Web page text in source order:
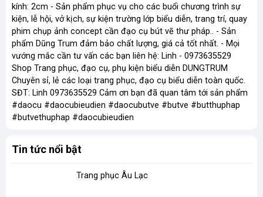
kính: 2cm - Sản phẩm phục vụ cho các buổi chương trình sự
kiện, lễ hội, vở kịch, sự kiện trường lớp biểu diễn, trang trí, quay
phim chụp ảnh concept cần đạo cụ bút vẽ thư pháp.. - Sản
phẩm Dũng Trum đảm bảo chất lượng, giá cả tốt nhất. - Mọi
vướng mắc cần tư vấn các bạn liên hệ: Linh - 0973635529
Shop Trang phục, đạo cụ, phụ kiện biểu diễn DUNGTRUM
Chuyên sỉ, lẻ các loại trang phục, đạo cụ biểu diễn toàn quốc.
SĐT: Linh 0973635529 Cảm ơn bạn đã quan tâm tới sản phẩm
#daocu #daocubieudien #daocubutve #butve #butthuphap
#butvethuphap #daocubieudien
Tin tức nổi bật
Trang phục Âu Lạc